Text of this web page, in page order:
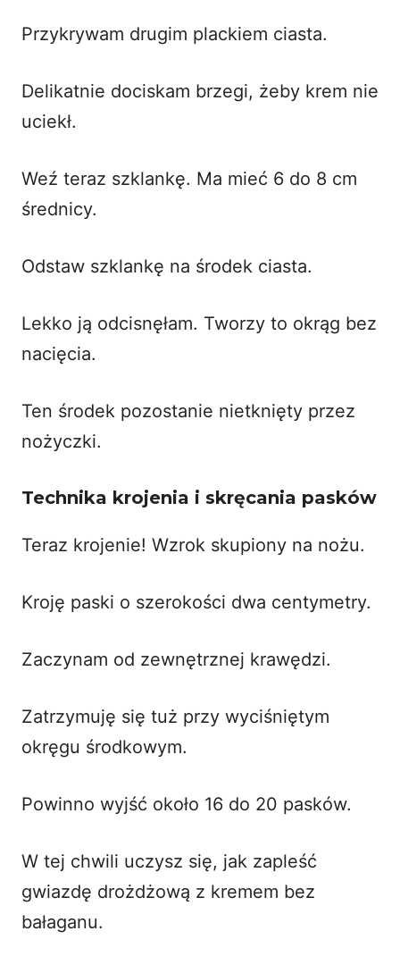
Przykrywam drugim plackiem ciasta.
Delikatnie dociskam brzegi, żeby krem nie
uciekł.
Weź teraz szklankę. Ma mieć 6 do 8 cm
średnicy.
Odstaw szklankę na środek ciasta.
Lekko ją odcisnęłam. Tworzy to okrąg bez
nacięcia.
Ten środek pozostanie nietknięty przez
nożyczki.
Technika krojenia i skręcania pasków
Teraz krojenie! Wzrok skupiony na nożu.
Kroję paski o szerokości dwa centymetry.
Zaczynam od zewnętrznej krawędzi.
Zatrzymuję się tuż przy wyciśniętym
okręgu środkowym.
Powinno wyjść około 16 do 20 pasków.
W tej chwili uczysz się, jak zapleść
gwiazdę drożdżową z kremem bez
bałaganu.